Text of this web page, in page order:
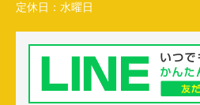
定休日： 水曜日